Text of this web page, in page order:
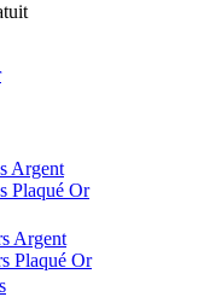
Argent
Plaqué Or
Argent
Plaqué Or